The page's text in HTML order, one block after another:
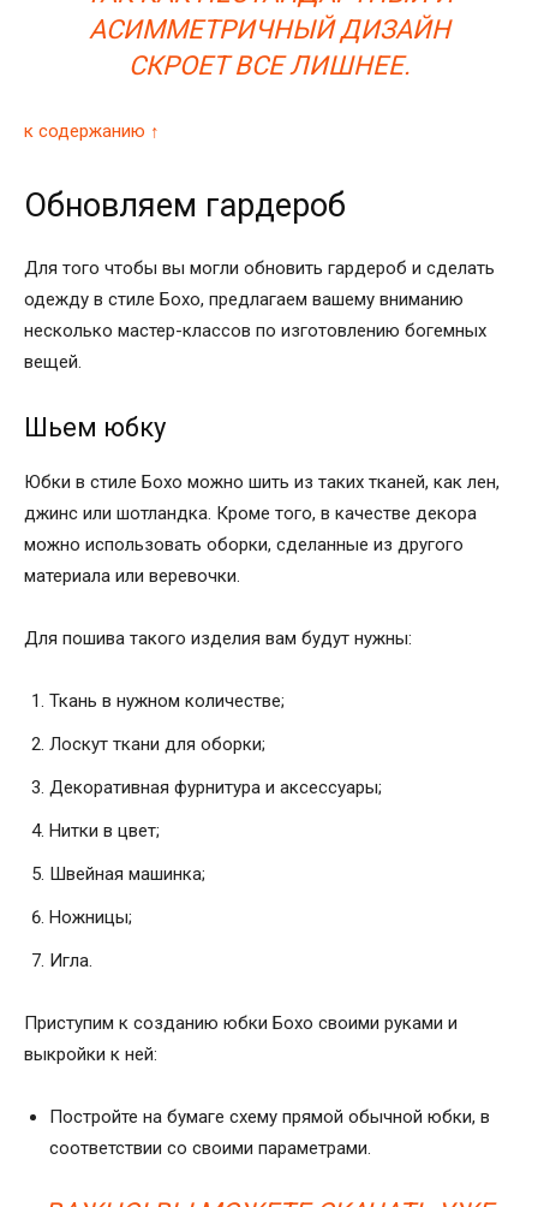
АСИММЕТРИЧНЫЙ ДИЗАЙН
СКРОЕТ ВСЕ ЛИШНЕЕ.
к содержанию ↑
Обновляем гардероб
Для того чтобы вы могли обновить гардероб и сделать
одежду в стиле Бохо, предлагаем вашему вниманию
несколько мастер-классов по изготовлению богемных
вещей.
Шьем юбку
Юбки в стиле Бохо можно шить из таких тканей, как лен,
джинс или шотландка. Кроме того, в качестве декора
можно использовать оборки, сделанные из другого
материала или веревочки.
Для пошива такого изделия вам будут нужны:
Ткань в нужном количестве;
Лоскут ткани для оборки;
Декоративная фурнитура и аксессуары;
Нитки в цвет;
Швейная машинка;
Ножницы;
Игла.
Приступим к созданию юбки Бохо своими руками и
выкройки к ней:
Постройте на бумаге схему прямой обычной юбки, в
соответствии со своими параметрами.